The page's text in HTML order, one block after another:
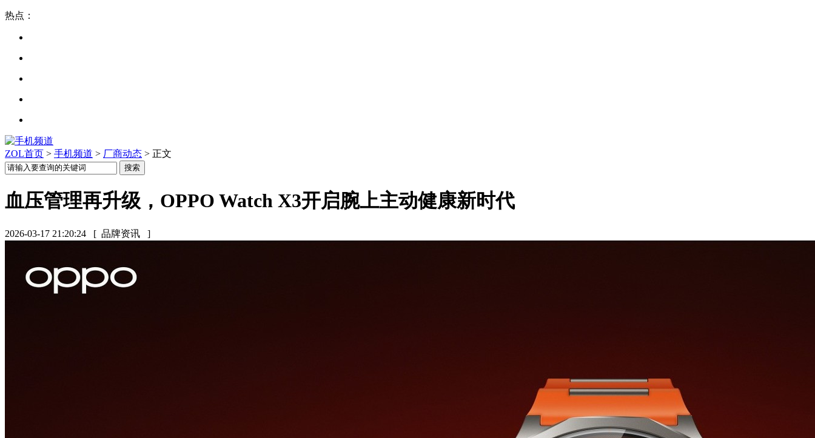
热点：
ZOL首页 > 手机频道 > 厂商动态 > 正文
血压管理再升级，OPPO Watch X3开启腕上主动健康新时代
2026-03-17 21:20:24 [ 品牌资讯 ]